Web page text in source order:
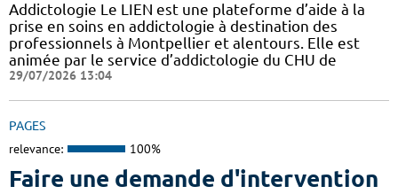
Addictologie Le LIEN est une plateforme d’aide à la
prise en soins en addictologie à destination des
professionnels à Montpellier et alentours. Elle est
animée par le service d’addictologie du CHU de
29/07/2026 13:04
PAGES
relevance: 100%
Faire une demande d'intervention